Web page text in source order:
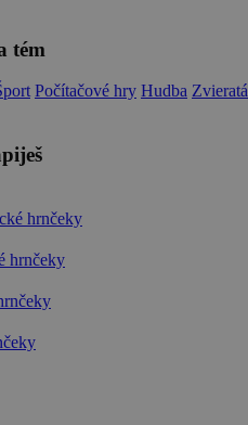
tém
Počítačové hry Hudba Zvieratá
hrnčeky
hrnčeky